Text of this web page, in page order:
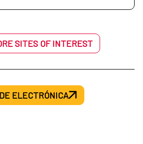
SITES OF INTEREST
ELECTRÓNICA